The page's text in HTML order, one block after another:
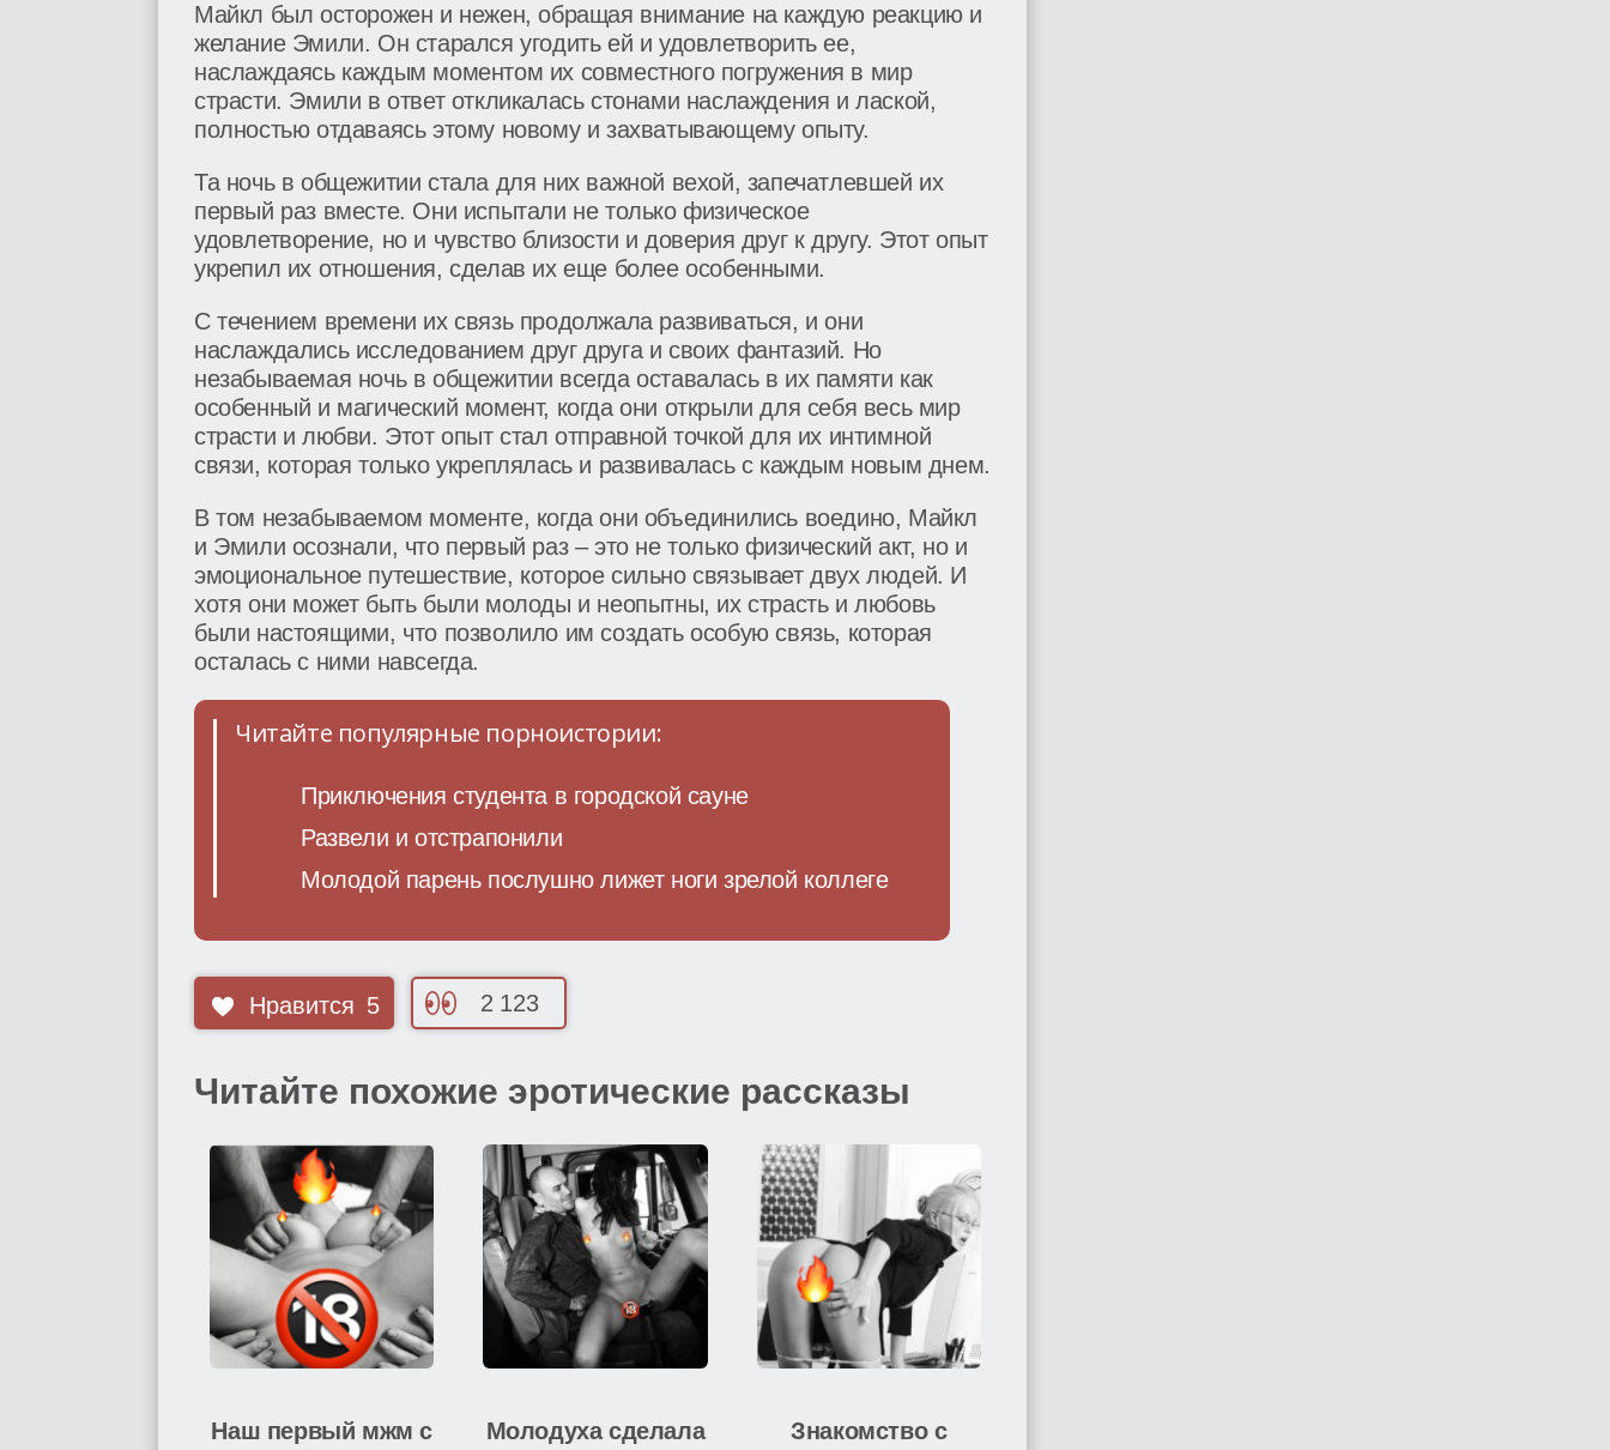
Майкл был осторожен и нежен, обращая внимание на каждую реакцию и
желание Эмили. Он старался угодить ей и удовлетворить ее,
наслаждаясь каждым моментом их совместного погружения в мир
страсти. Эмили в ответ откликалась стонами наслаждения и лаской,
полностью отдаваясь этому новому и захватывающему опыту.
Та ночь в общежитии стала для них важной вехой, запечатлевшей их
первый раз вместе. Они испытали не только физическое
удовлетворение, но и чувство близости и доверия друг к другу. Этот опыт
укрепил их отношения, сделав их еще более особенными.
С течением времени их связь продолжала развиваться, и они
наслаждались исследованием друг друга и своих фантазий. Но
незабываемая ночь в общежитии всегда оставалась в их памяти как
особенный и магический момент, когда они открыли для себя весь мир
страсти и любви. Этот опыт стал отправной точкой для их интимной
связи, которая только укреплялась и развивалась с каждым новым днем.
В том незабываемом моменте, когда они объединились воедино, Майкл
и Эмили осознали, что первый раз – это не только физический акт, но и
эмоциональное путешествие, которое сильно связывает двух людей. И
хотя они может быть были молоды и неопытны, их страсть и любовь
были настоящими, что позволило им создать особую связь, которая
осталась с ними навсегда.
Читайте популярные порноистории:
Приключения студента в городской сауне
Развели и отстрапонили
Молодой парень послушно лижет ноги зрелой коллеге
Нравится 5 2 123
Читайте похожие эротические рассказы
Наш первый мжм с
Молодуха сделала
Знакомство с